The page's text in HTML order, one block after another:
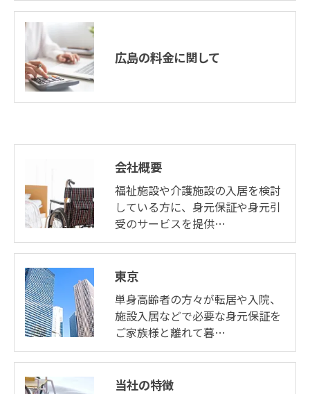
広島の料金に関して
会社概要
福祉施設や介護施設の入居を検討
している方に、身元保証や身元引
受のサービスを提供…
東京
単身高齢者の方々が転居や入院、
施設入居などで必要な身元保証を
ご家族様と離れて暮…
当社の特徴